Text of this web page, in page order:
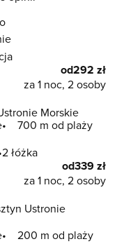
od292 zł
za 1 noc, 2 osoby
Morskie
700 m od plaży
2 łóżka
od339 zł
za 1 noc, 2 osoby
Ustronie
200 m od plaży